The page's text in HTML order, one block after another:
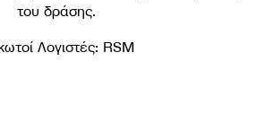
του δράσης.
Λογιστές: RSM